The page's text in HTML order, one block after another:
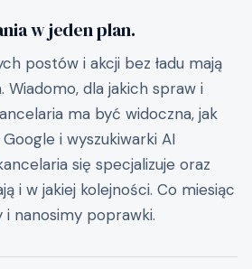
w jeden plan.
postów i akcji bez ładu mają
Wiadomo, dla jakich spraw i
ma być widoczna, jak
i wyszukiwarki AI
się specjalizuje oraz
i w jakiej kolejności. Co miesiąc
nanosimy poprawki.